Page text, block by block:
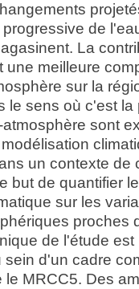
de
La
une meilleure
sur la
le sens où c'est la
sont
un contexte de
but de quantifier
sur les
proches
de l'étude
d'un cadre
MRCC5. Des